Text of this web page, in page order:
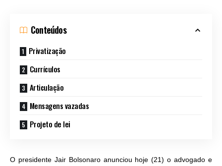
Conteúdos
Privatização
Currículos
Articulação
Mensagens vazadas
Projeto de lei
O presidente Jair Bolsonaro anunciou hoje (21) o advogado e